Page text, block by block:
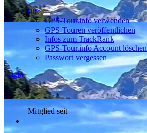
Hilfe
GPS-Tour.info verwenden
GPS-Touren veröffentlichen
Infos zum TrackRank
GPS-Tour.info Account löschen
Passwort vergessen
Login
Mitglied seit